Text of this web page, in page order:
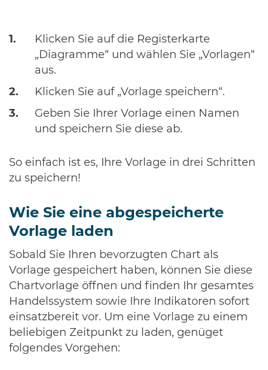
Klicken Sie auf die Registerkarte
„Diagramme“ und wählen Sie „Vorlagen“
aus.
Klicken Sie auf „Vorlage speichern“.
Geben Sie Ihrer Vorlage einen Namen
und speichern Sie diese ab.
So einfach ist es, Ihre Vorlage in drei Schritten
zu speichern!
Wie Sie eine abgespeicherte
Vorlage laden
Sobald Sie Ihren bevorzugten Chart als
Vorlage gespeichert haben, können Sie diese
Chartvorlage öffnen und finden Ihr gesamtes
Handelssystem sowie Ihre Indikatoren sofort
einsatzbereit vor. Um eine Vorlage zu einem
beliebigen Zeitpunkt zu laden, genüget
folgendes Vorgehen: